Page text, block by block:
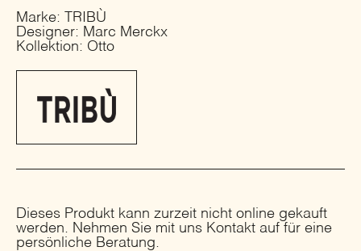
Marke: TRIBÙ
Designer: Marc Merckx
Kollektion: Otto
Dieses Produkt kann zurzeit nicht online gekauft
werden. Nehmen Sie mit uns Kontakt auf für eine
persönliche Beratung.